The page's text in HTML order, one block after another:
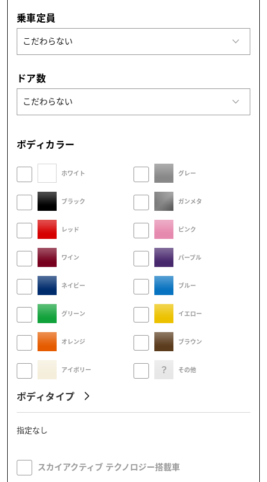
乗車定員
ドア数
ボディカラー
ホワイト グレー
ブラック ガンメタ
レッド ピンク
ワイン パープル
ネイビー ブルー
グリーン イエロー
オレンジ ブラウン
アイボリー その他
ボディタイプ
指定なし
スカイアクティブ テクノロジー搭載車